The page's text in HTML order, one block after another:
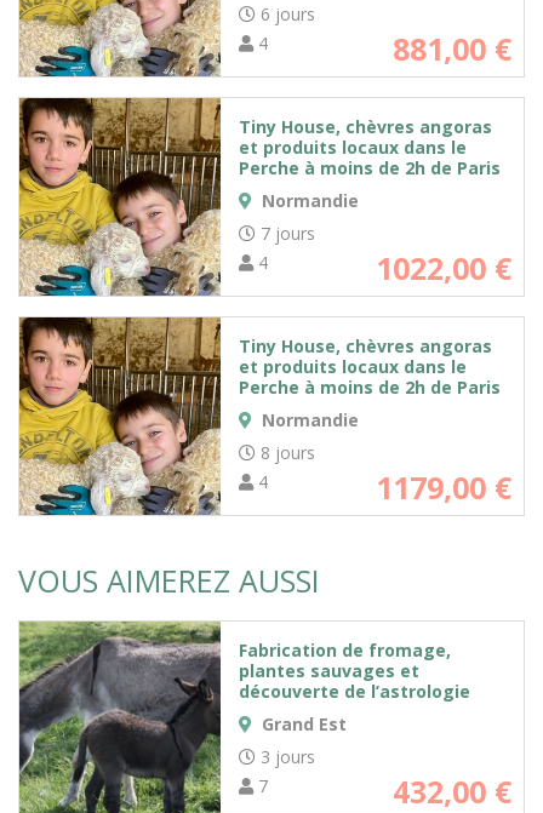
6 jours
4
881,00 €
Tiny House, chèvres angoras
et produits locaux dans le
Perche à moins de 2h de Paris
Normandie
7 jours
4
1022,00 €
Tiny House, chèvres angoras
et produits locaux dans le
Perche à moins de 2h de Paris
Normandie
8 jours
4
1179,00 €
VOUS AIMEREZ AUSSI
Fabrication de fromage,
plantes sauvages et
découverte de l’astrologie
Grand Est
3 jours
7
432,00 €